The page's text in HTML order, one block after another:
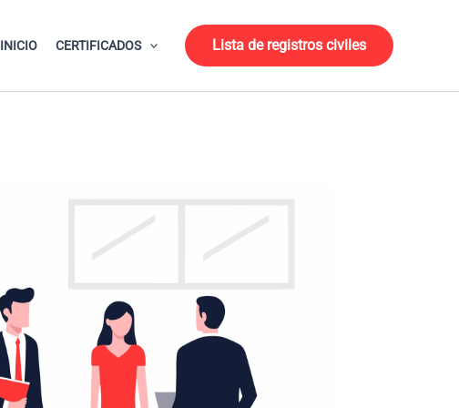
INICIO CERTIFICADOS Lista de registros civiles